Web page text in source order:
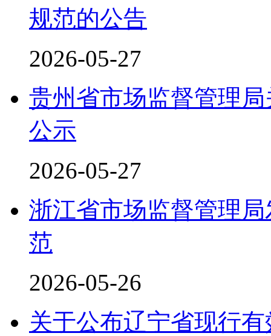
规范的公告
2026-05-27
贵州省市场监督管理
公示
2026-05-27
浙江省市场监督管理
范
2026-05-26
关于公布辽宁省现行